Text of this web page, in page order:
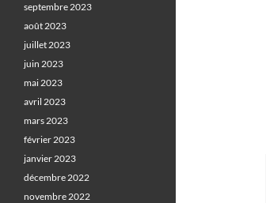
septembre 2023
août 2023
juillet 2023
juin 2023
mai 2023
avril 2023
mars 2023
février 2023
janvier 2023
décembre 2022
novembre 2022